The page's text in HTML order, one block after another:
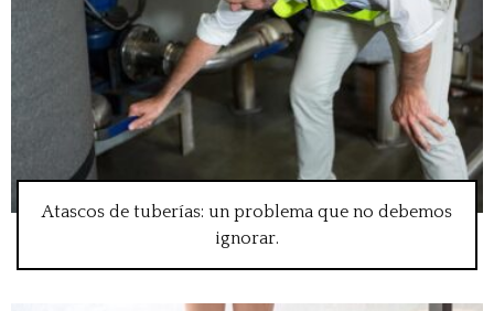
Atascos de tuberías: un problema que no debemos
ignorar.